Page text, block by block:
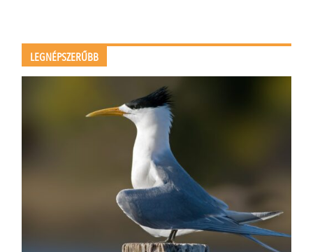
LEGNÉPSZERŰBB